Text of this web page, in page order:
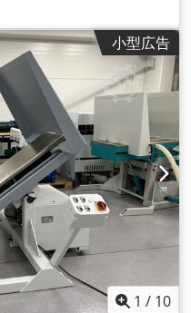
小型広告
1 / 10